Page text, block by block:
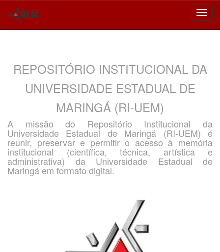
REPOSITÓRIO INSTITUCIONAL DA
UNIVERSIDADE ESTADUAL DE
MARINGÁ (RI-UEM)
A missão do Repositório Institucional da
Universidade Estadual de Maringá (RI-UEM) é
reunir, preservar e permitir o acesso à memória
institucional (científica, técnica, artística e
administrativa) da Universidade Estadual de
Maringá em formato digital.